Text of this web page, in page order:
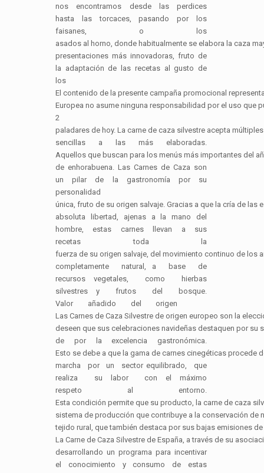
nos encontramos desde las perdices
hasta las torcaces, pasando por los
faisanes, o los
asados al horno, donde habitualmente se elabora la caza
presentaciones más innovadoras, fruto de
la adaptación de las recetas al gusto de
los
El contenido de la presente campaña promocional
Europea no asume ninguna responsabilidad por el uso que
2
paladares de hoy. La carne de caza silvestre acepta
sencillas a las más elaboradas.
Aquellos que buscan para los menús más importantes del
de enhorabuena. Las Carnes de Caza son
un pilar de la gastronomía por su
personalidad
única, fruto de su origen salvaje. Gracias a que la cría de las
absoluta libertad, ajenas a la mano del
hombre, estas carnes llevan a sus
recetas toda la
fuerza de su origen salvaje, del movimiento continuo de los
completamente natural, a base de
recursos vegetales, como hierbas
silvestres y frutos del bosque.
Valor añadido del origen
Las Carnes de Caza Silvestre de origen europeo son la
deseen que sus celebraciones navideñas destaquen por
de por la excelencia gastronómica.
Esto se debe a que la gama de carnes cinegéticas procede
marcha por un sector equilibrado, que
realiza su labor con el máximo
respeto al entorno.
Esta condición permite que su producto, la carne de caza
sistema de producción que contribuye a la conservación de
tejido rural, que también destaca por sus bajas emisiones
La Carne de Caza Silvestre de España, a través de su
desarrollando un programa para incentivar
el conocimiento y consumo de estas